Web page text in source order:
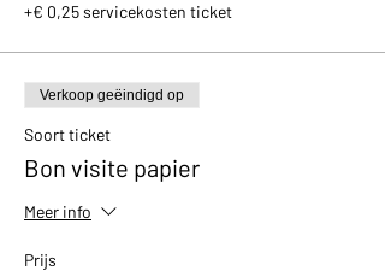
+€ 0,25 servicekosten ticket
Verkoop geëindigd op
Soort ticket
Bon visite papier
Meer info
Prijs